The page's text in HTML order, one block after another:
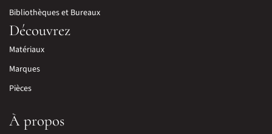
Bibliothèques et Bureaux
Découvrez
Matériaux
Marques
Pièces
À propos